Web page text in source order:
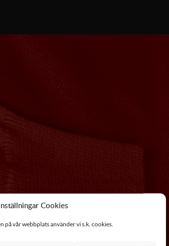
Cookies
på vår webbplats använder vi s.k. cookies.